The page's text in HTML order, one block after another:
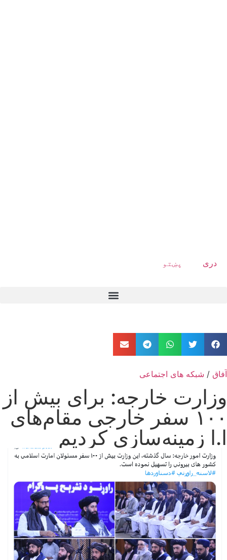
دری پښتو
آفاق / شبکه های اجتماعی
وزارت خارجه: برای بیش از
۱۰۰ سفر خارجی مقام‌های
ا.ا زمینه‌سازی کردیم